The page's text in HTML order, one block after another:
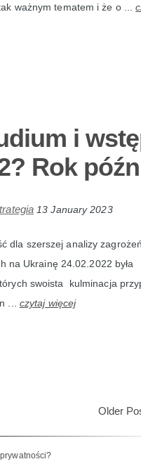
ważnym tematem i że o ...
i
Rok
13 January 2023
dla szerszej analizy zagrożeń
na Ukrainę 24.02.2022 była
swoista kulminacja
... czytaj więcej
Older